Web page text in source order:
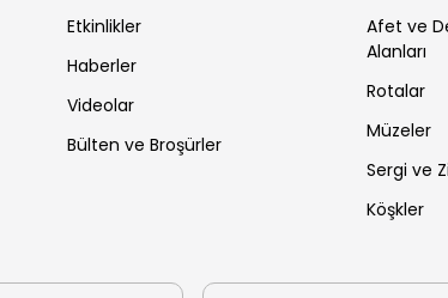
Etkinlikler
Haberler
Videolar
Bülten ve Broşürler
Afet ve
Alanları
Rotalar
Müzeler
Sergi ve
Köşkler